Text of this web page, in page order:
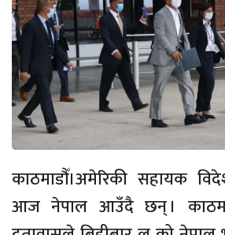
काठमाडौँ।अमेरिकी सहायक
आज नेपाल आउँदै छन् ।